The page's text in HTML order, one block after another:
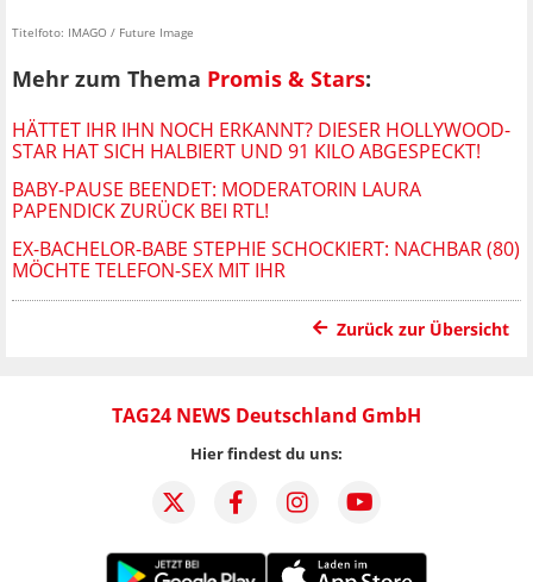
Titelfoto: IMAGO / Future Image
Mehr zum Thema Promis & Stars:
HÄTTET IHR IHN NOCH ERKANNT? DIESER HOLLYWOOD-
STAR HAT SICH HALBIERT UND 91 KILO ABGESPECKT!
BABY-PAUSE BEENDET: MODERATORIN LAURA
PAPENDICK ZURÜCK BEI RTL!
EX-BACHELOR-BABE STEPHIE SCHOCKIERT: NACHBAR (80)
MÖCHTE TELEFON-SEX MIT IHR
Zurück zur Übersicht
TAG24 NEWS Deutschland GmbH
Hier findest du uns: